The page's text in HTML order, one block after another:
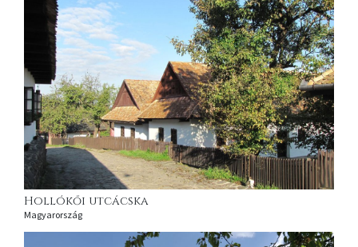
Hollókői utcácska
Magyarország